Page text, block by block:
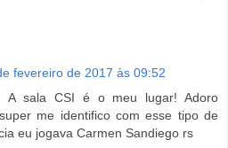
fevereiro de 2017 às 09:52
A sala CSI é o meu lugar! Adoro
me identifico com esse tipo de
eu jogava Carmen Sandiego rs